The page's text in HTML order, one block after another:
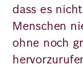
dass es
Menschen
ohne noch